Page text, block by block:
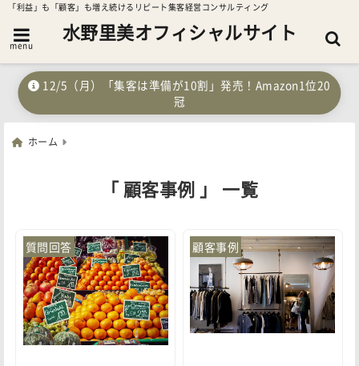
「利益」も「顧客」も増え続けるリピート集客経営コンサルティング
menu
水野里美オフィシャルサイト
12/5（月）「集客は準備が10割」発売！Amazon1位20
冠
ホーム
「 顧客事例 」 一覧
質問回答 顧客事例